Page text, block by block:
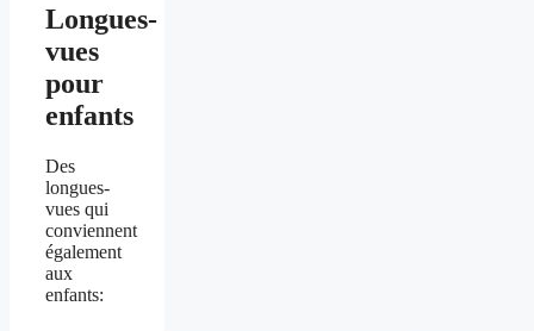
Longues-
vues
pour
enfants
Des
longues-
vues qui
conviennent
également
aux
enfants: